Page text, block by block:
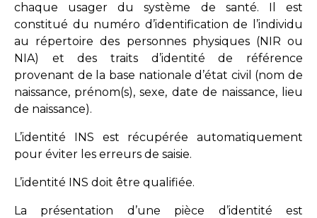
chaque usager du système de santé. Il est
constitué du numéro d’identification de l’individu
au répertoire des personnes physiques (NIR ou
NIA) et des traits d’identité de référence
provenant de la base nationale d’état civil (nom de
naissance, prénom(s), sexe, date de naissance, lieu
de naissance).
L’identité INS est récupérée automatiquement
pour éviter les erreurs de saisie.
L’identité INS doit être qualifiée.
La présentation d’une pièce d’identité est